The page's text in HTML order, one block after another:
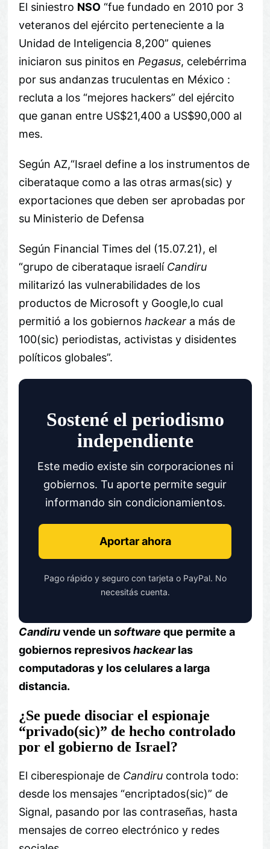
El siniestro NSO“fue fundado en 2010 por 3
veteranos del ejército perteneciente a la
Unidad de Inteligencia 8,200” quienes
iniciaron sus pinitos en Pegasus, celebérrima
por sus andanzas truculentas en México :
recluta a los “mejores hackers” del ejército
que ganan entre US$21,400 a US$90,000 al
mes.
Según AZ,“Israel define a los instrumentos de
ciberataque como a las otras armas(sic) y
exportaciones que deben ser aprobadas por
su Ministerio de Defensa
Según Financial Times del (15.07.21), el
“grupo de ciberataque israelí Candiru
militarizó las vulnerabilidades de los
productos de Microsoft y Google,lo cual
permitió a los gobiernos hackeara más de
100(sic) periodistas, activistas y disidentes
políticos globales”.
Sostené el periodismo
independiente
Este medio existe sin corporaciones ni
gobiernos. Tu aporte permite seguir
informando sin condicionamientos.
Aportar ahora
Pago rápido y seguro con tarjeta o PayPal. No
necesitás cuenta.
Candiruvende unsoftware que permite a
gobiernos represivoshackearlas
computadoras y los celulares a larga
distancia.
¿Se puede disociar el espionaje
“privado(sic)” de hecho controlado
por el gobierno de Israel?
El ciberespionaje de Candirucontrola todo:
desde los mensajes “encriptados(sic)” de
Signal, pasando por las contraseñas, hasta
mensajes de correo electrónico y redes